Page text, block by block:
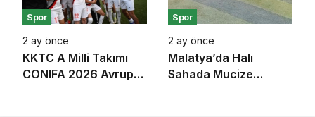
Spor
2 ay önce
KKTC A Milli Takımı
CONIFA 2026 Avrupa
Spor
2 ay önce
Malatya’da Halı
Sahada Mucize